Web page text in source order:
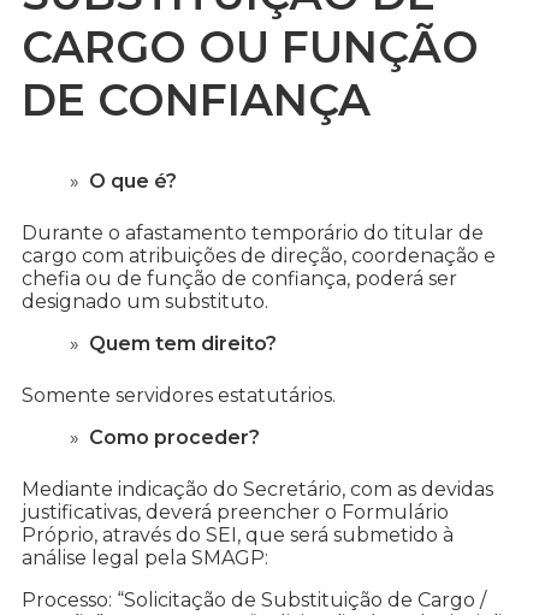
CARGO OU FUNÇÃO
DE CONFIANÇA
O que é?
Durante o afastamento temporário do titular de
cargo com atribuições de direção, coordenação e
chefia ou de função de confiança, poderá ser
designado um substituto.
Quem tem direito?
Somente servidores estatutários.
Como proceder?
Mediante indicação do Secretário, com as devidas
justificativas, deverá preencher o Formulário
Próprio, através do SEI, que será submetido à
análise legal pela SMAGP:
Processo: “Solicitação de Substituição de Cargo /